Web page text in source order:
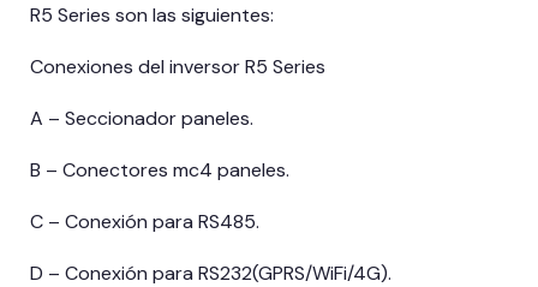
R5 Series son las siguientes:
Conexiones del inversor R5 Series
A – Seccionador paneles.
B – Conectores mc4 paneles.
C – Conexión para RS485.
D – Conexión para RS232(GPRS/WiFi/4G).